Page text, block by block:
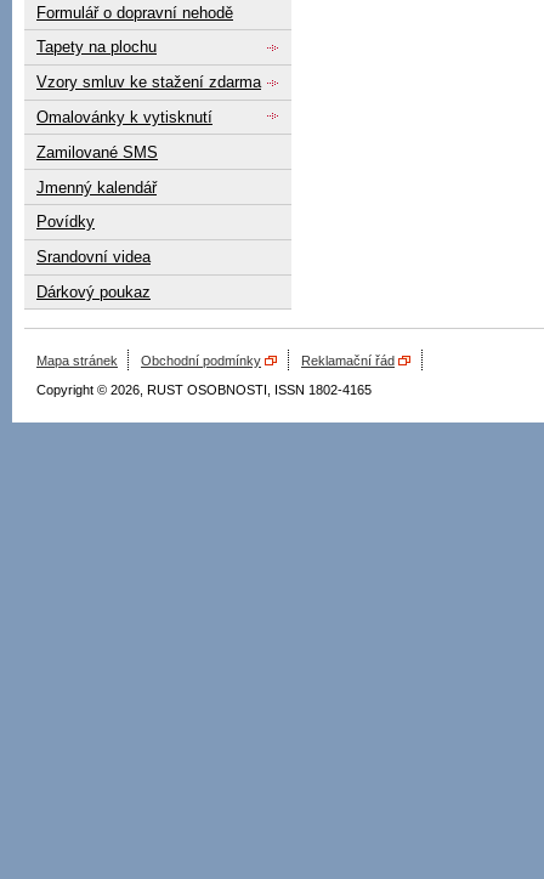
Formulář o dopravní nehodě
Tapety na plochu
Vzory smluv ke stažení zdarma
Omalovánky k vytisknutí
Zamilované SMS
Jmenný kalendář
Povídky
Srandovní videa
Dárkový poukaz
Mapa stránek Obchodní podmínky
Reklamační řád
Copyright © 2026, RUST OSOBNOSTI, ISSN 1802-4165